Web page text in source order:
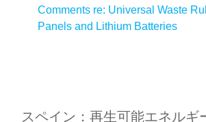
Comments re: Universal Waste
Panels and Lithium Batteries
スペイン：再生可能エネルギ